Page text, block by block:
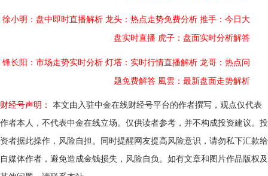
徐小明：盘中即时直播解析 龙头：热点走势免费分析 推手：今日大
盘实时直播 虎子：盘面实时分析解答
锋长阳：市场走势实时分析 灯塔：实时行情直播解析 龙哥：热点问
题免费解答 風雲：最新盘面走势解析
财经号声明：
本文由入驻中金在线财经号平台的作者撰写，观点仅代表
作者本人，不代表中金在线立场。仅供读者参考，并不构成投资建议。投
资者据此操作，风险自担。同时提醒网友提高风险意识，请勿私下汇款给
自媒体作者，避免造成金钱损失，风险自负。如有文章和图片作品版权及